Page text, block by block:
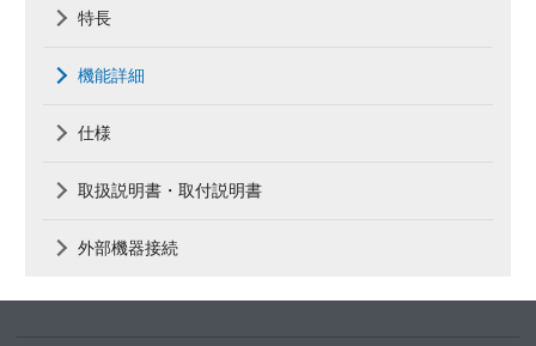
特長
機能詳細
仕様
取扱説明書・取付説明書
外部機器接続